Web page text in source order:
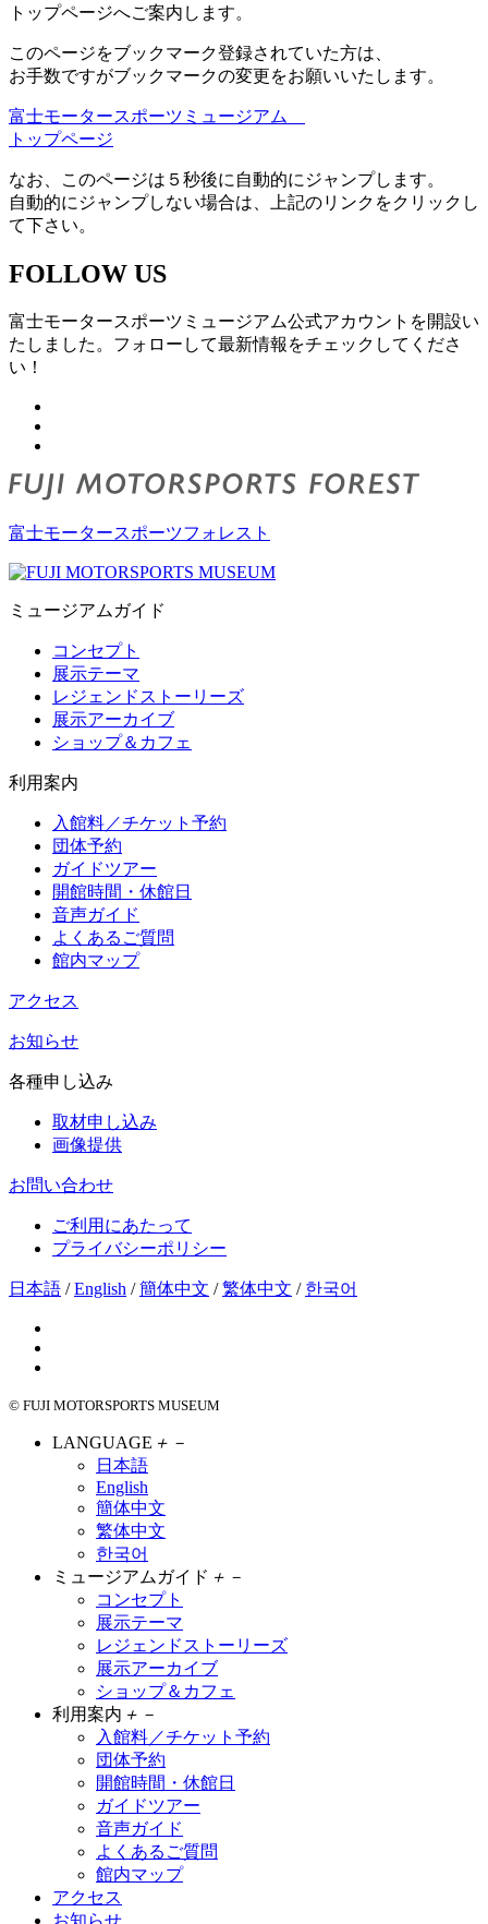
トップページへご案内します。
このページをブックマーク登録されていた方は、
お手数ですがブックマークの変更をお願いいたします。
富士モータースポーツミュージアム
トップページ
なお、このページは５秒後に自動的にジャンプします。
自動的にジャンプしない場合は、上記のリンクをクリックし
て下さい。
FOLLOW US
富士モータースポーツミュージアム公式アカウントを開設い
たしました。フォローして最新情報をチェックしてくださ
い！
富士モータースポーツフォレスト
ミュージアムガイド
コンセプト
展示テーマ
レジェンドストーリーズ
展示アーカイブ
ショップ＆カフェ
利用案内
入館料／チケット予約
団体予約
ガイドツアー
開館時間・休館日
音声ガイド
よくあるご質問
館内マップ
アクセス
お知らせ
各種申し込み
取材申し込み
画像提供
お問い合わせ
ご利用にあたって
プライバシーポリシー
日本語 /English /簡体中文 /繁体中文 / 한국어
© FUJI MOTORSPORTS MUSEUM
LANGUAGE ＋ －
日本語
English
簡体中文
繁体中文
한국어
ミュージアムガイド ＋ －
コンセプト
展示テーマ
レジェンドストーリーズ
展示アーカイブ
ショップ＆カフェ
利用案内 ＋ －
入館料／チケット予約
団体予約
開館時間・休館日
ガイドツアー
音声ガイド
よくあるご質問
館内マップ
アクセス